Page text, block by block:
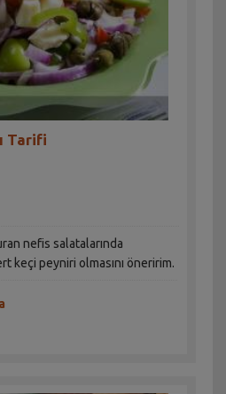
Tarifi
nefis salatalarında
keçi peyniri olmasını öneririm.